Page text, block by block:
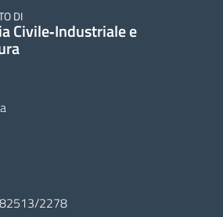
DI
Civile‑Industriale e
2278